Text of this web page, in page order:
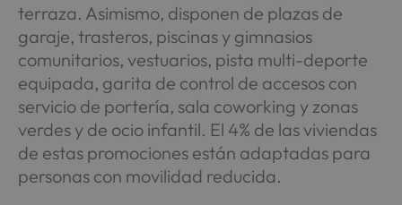
terraza. Asimismo, disponen de plazas de
garaje, trasteros, piscinas y gimnasios
comunitarios, vestuarios, pista multi-deporte
equipada, garita de control de accesos con
servicio de portería, sala coworking y zonas
verdes y de ocio infantil. El 4% de las viviendas
de estas promociones están adaptadas para
personas con movilidad reducida.